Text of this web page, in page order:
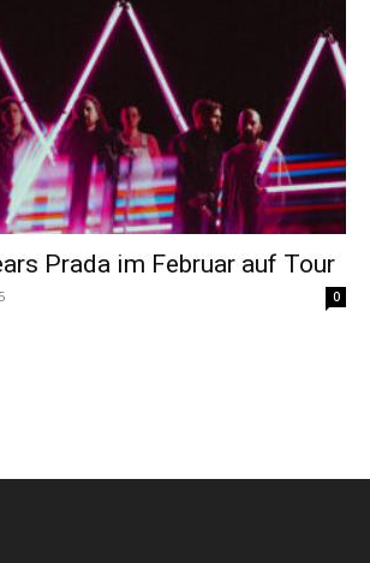
Prada im Februar auf Tour
0